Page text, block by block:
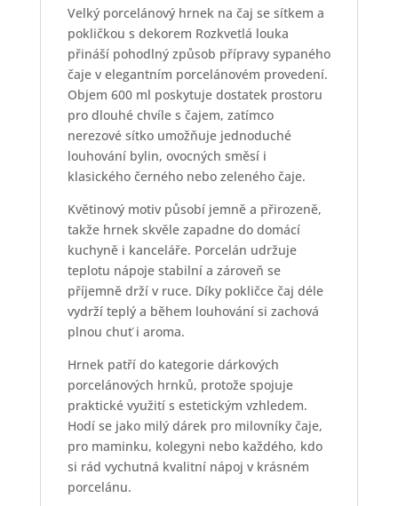
Velký porcelánový hrnek na čaj se sítkem a
pokličkou s dekorem Rozkvetlá louka
přináší pohodlný způsob přípravy sypaného
čaje v elegantním porcelánovém provedení.
Objem 600 ml poskytuje dostatek prostoru
pro dlouhé chvíle s čajem, zatímco
nerezové sítko umožňuje jednoduché
louhování bylin, ovocných směsí i
klasického černého nebo zeleného čaje.
Květinový motiv působí jemně a přirozeně,
takže hrnek skvěle zapadne do domácí
kuchyně i kanceláře. Porcelán udržuje
teplotu nápoje stabilní a zároveň se
příjemně drží v ruce. Díky pokličce čaj déle
vydrží teplý a během louhování si zachová
plnou chuť i aroma.
Hrnek patří do kategorie dárkových
porcelánových hrnků, protože spojuje
praktické využití s estetickým vzhledem.
Hodí se jako milý dárek pro milovníky čaje,
pro maminku, kolegyni nebo každého, kdo
si rád vychutná kvalitní nápoj v krásném
porcelánu.